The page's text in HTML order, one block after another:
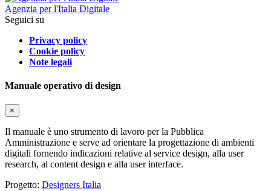
Agenzia per l'Italia Digitale
Seguici su
Privacy policy
Cookie policy
Note legali
Manuale operativo di design
×
Il manuale è uno strumento di lavoro per la Pubblica
Amministrazione e serve ad orientare la progettazione di ambienti
digitali fornendo indicazioni relative al service design, alla user
research, al content design e alla user interface.
Progetto: Designers Italia